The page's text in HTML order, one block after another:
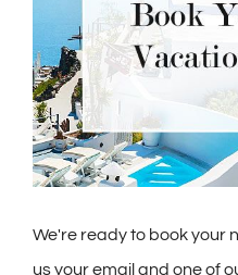
We're ready to book your
us your email and one of